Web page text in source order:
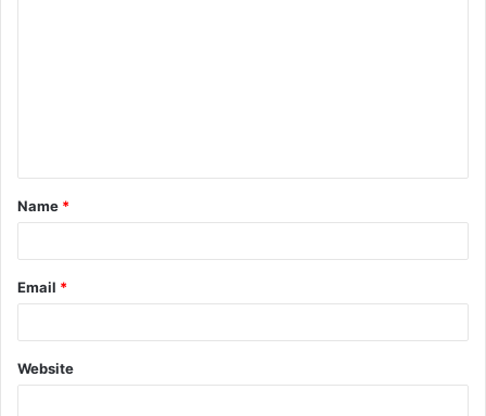
t
*
Name *
Email *
Website